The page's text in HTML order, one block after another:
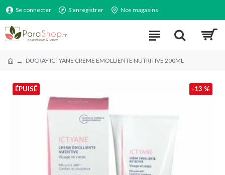
Se connecter S'enregistrer Nos magasins
DUCRAY ICTYANE CREME EMOLLIENTE NUTRITIVE 200ML
-13 %
ÉPUISÉ